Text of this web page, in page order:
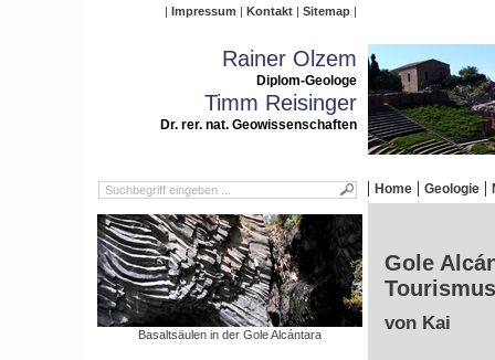
Impressum Kontakt Sitemap
Rainer Olzem
Diplom-Geologe
Timm Reisinger
Dr. rer. nat. Geowissenschaften
Home Geologie
Basaltsäulen in der Gole Alcántara
Gole
von Kai